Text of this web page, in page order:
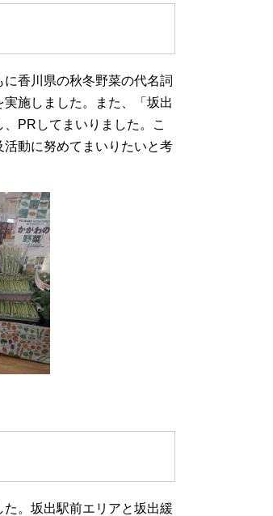
香川県の秋冬野菜の代名詞
施しました。また、「坂出
PRしてまいりました。こ
動に努めてまいりたいと考
。坂出駅前エリアと坂出緩